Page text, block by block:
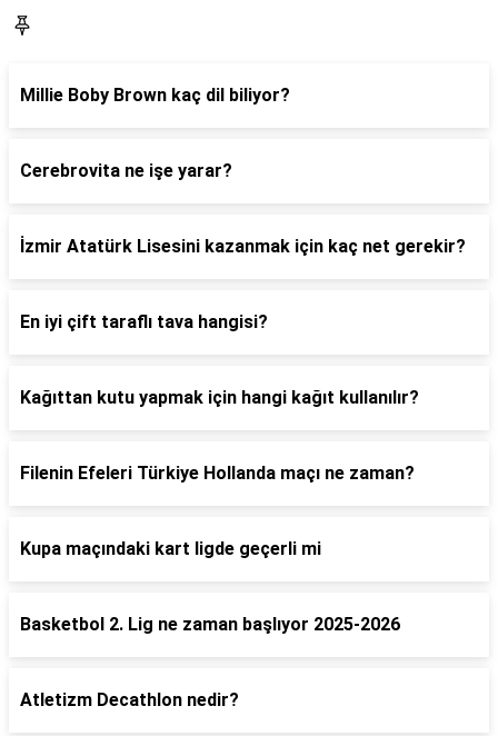
Millie Boby Brown kaç dil biliyor?
Cerebrovita ne işe yarar?
İzmir Atatürk Lisesini kazanmak için kaç net gerekir?
En iyi çift taraflı tava hangisi?
Kağıttan kutu yapmak için hangi kağıt kullanılır?
Filenin Efeleri Türkiye Hollanda maçı ne zaman?
Kupa maçındaki kart ligde geçerli mi
Basketbol 2. Lig ne zaman başlıyor 2025-2026
Atletizm Decathlon nedir?